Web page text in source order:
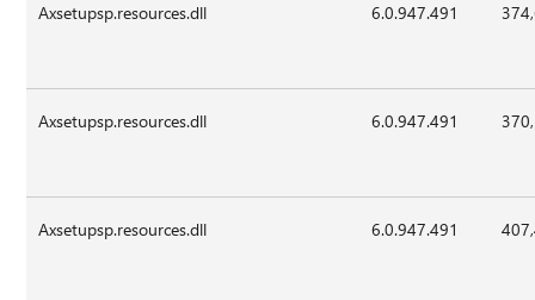
Axsetupsp.resources.dll 6.0.947.491
Axsetupsp.resources.dll 6.0.947.491
Axsetupsp.resources.dll 6.0.947.491